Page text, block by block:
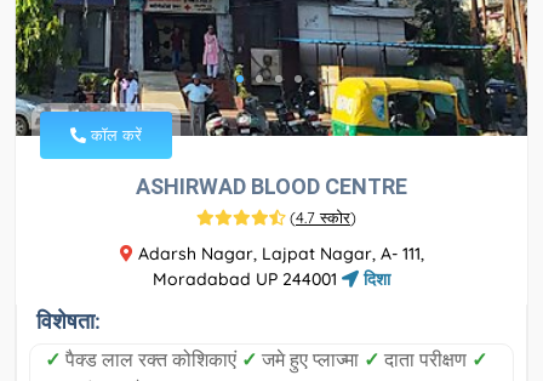
कॉल करें
ASHIRWAD BLOOD CENTRE
(4.7 स्कोर)
Adarsh Nagar, Lajpat Nagar, A- 111,
Moradabad UP 244001
दिशा
विशेषता:
✓ पैक्ड लाल रक्त कोशिकाएं ✓ जमे हुए प्लाज्मा ✓ दाता परीक्षण ✓